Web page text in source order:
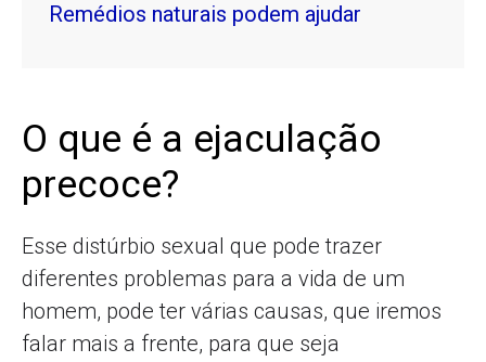
Remédios naturais podem ajudar
O que é a ejaculação
precoce?
Esse distúrbio sexual que pode trazer
diferentes problemas para a vida de um
homem, pode ter várias causas, que iremos
falar mais a frente, para que seja